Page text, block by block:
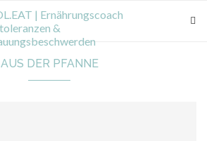
AUS DER PFANNE